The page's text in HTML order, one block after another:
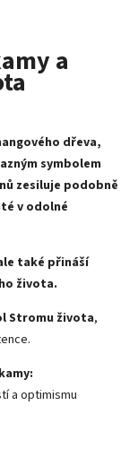
a
dřeva,
symbolem
zesiluje podobně
v odolné
také přináší
života.
Stromu života,
a optimismu